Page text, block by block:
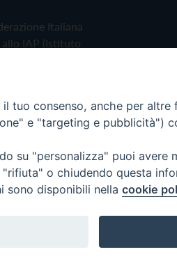
Italiana
IAP (Istituto
tuo consenso, anche per altre
e "targeting e pubblicità")
su "personalizza" puoi avere
o chiudendo questa
sono disponibili nella cookie